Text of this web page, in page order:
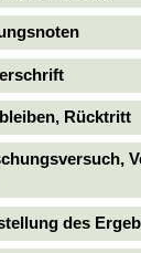
Rücktritt
des